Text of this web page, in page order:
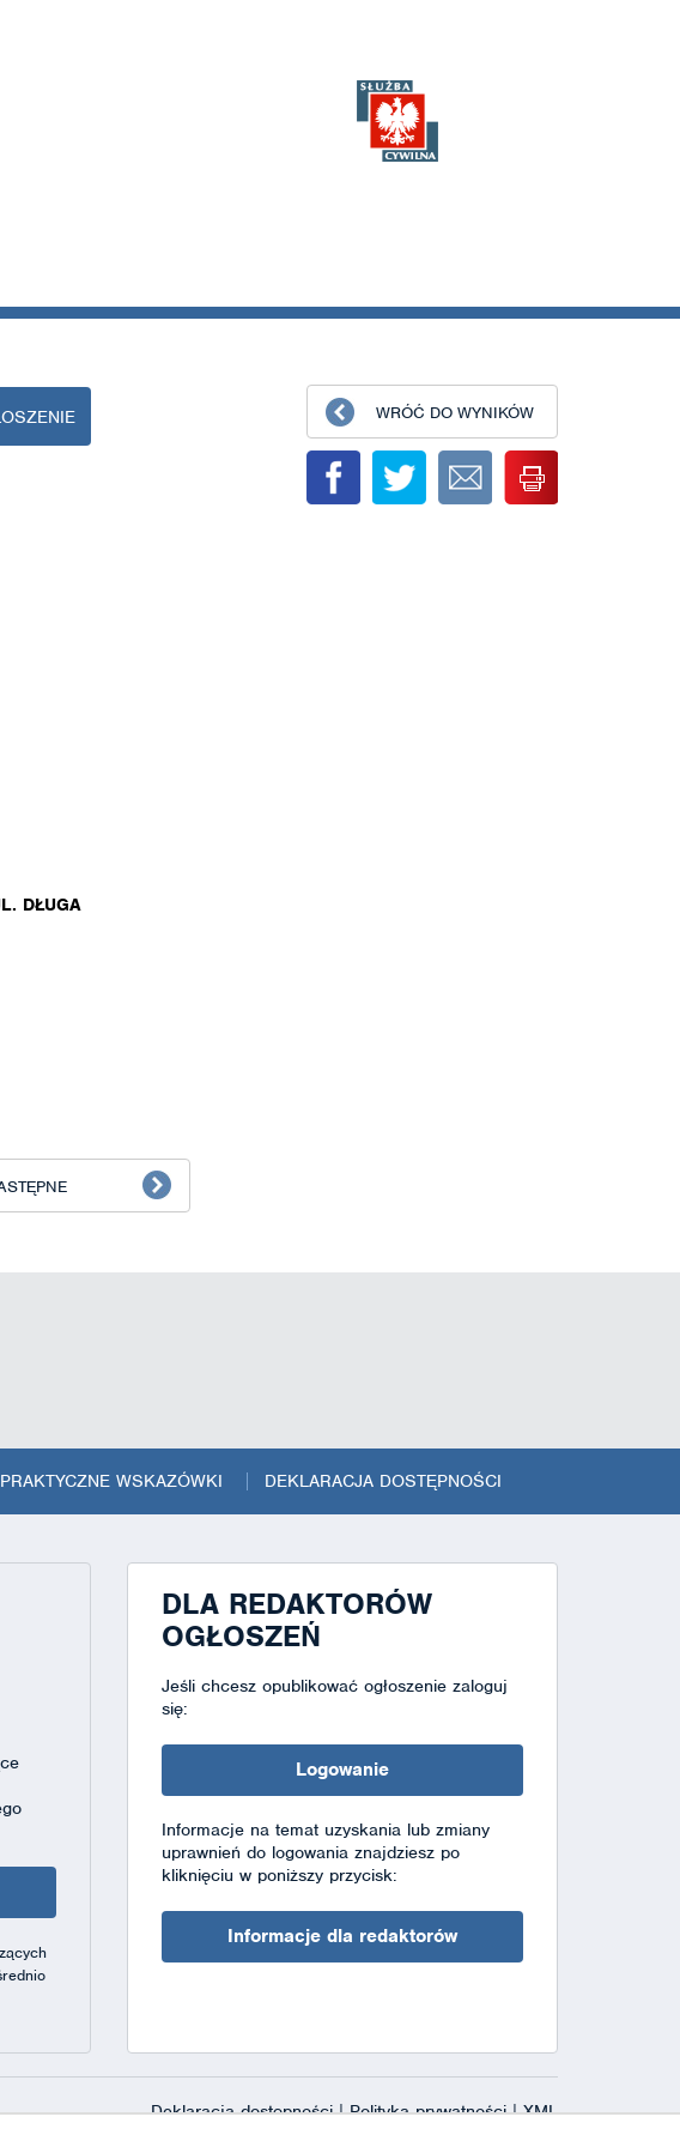
DŁUGA
WRÓĆ DO WYNIKÓW
PRAKTYCZNE WSKAZÓWKI DEKLARACJA DOSTĘPNOŚCI
DLA REDAKTORÓW
OGŁOSZEŃ
Jeśli chcesz opublikować ogłoszenie zaloguj
się:
Logowanie
Informacje na temat uzyskania lub zmiany
uprawnień do logowania znajdziesz po
kliknięciu w poniższy przycisk:
Informacje dla redaktorów
Deklaracja dostępności|Polityka prywatności|XML